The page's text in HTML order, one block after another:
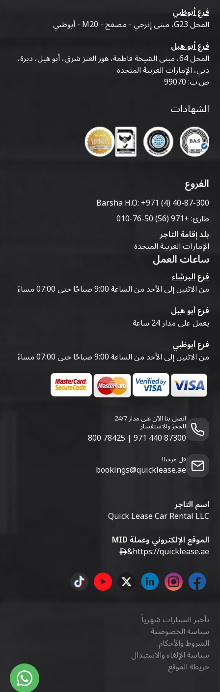
فرع أبوظبي
المحل G23، مبنى إنرجي - مصفح - M20 - أبوظبي
فرع أبو هيل
المحل 64، مبنى الشيخة فاطمة، هور العنز شرق، أبو هيل، ديرة،
دبي، الإمارات العربية المتحدة
ص.ب: 99070
الشهادات
الفروع
Barsha H.O:+971 (4) 40-87-300
طارئ:+971 (56) 50-76-010
بلد إقامة التاجر
الإمارات العربية المتحدة
ساعات العمل
فرع البرشاء
من الاثنين إلى الأحد من الساعة 9:00 صباحًا حتى 07:00 مساءً
فرع أبو هيل
يعمل على مدار 24 ساعة
فرع أبوظبي
من الاثنين إلى الأحد من الساعة 9:00 صباحًا حتى 07:00 مساءً
اتصل بنا الآن على مدار 24/7
للحجز والاستفسار
800 78425 | 971 440 87300
قل مرحبا!
bookings@quicklease.ae
اسم التاجر
Quick Lease Car Rental LLC
الموقع الإلكتروني وعملة MID
https://quicklease.ae
&
تأجير السيارات شهرياً
سياسة الخصوصية
الشروط والأحكام
سياسة الإلغاء والاستبدال
خريطة الموقع